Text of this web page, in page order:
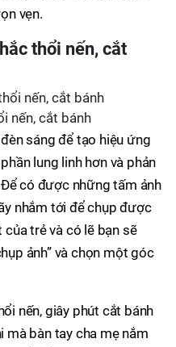
vẹn.
thổi nến, cắt
nến, cắt bánh
sáng để tạo hiệu ứng
lung linh hơn và phản
có được những tấm ảnh
nhắm tới để chụp được
của trẻ và có lẽ bạn sẽ
ảnh” và chọn một góc
nến, giây phút cắt bánh
mà bàn tay cha mẹ nắm